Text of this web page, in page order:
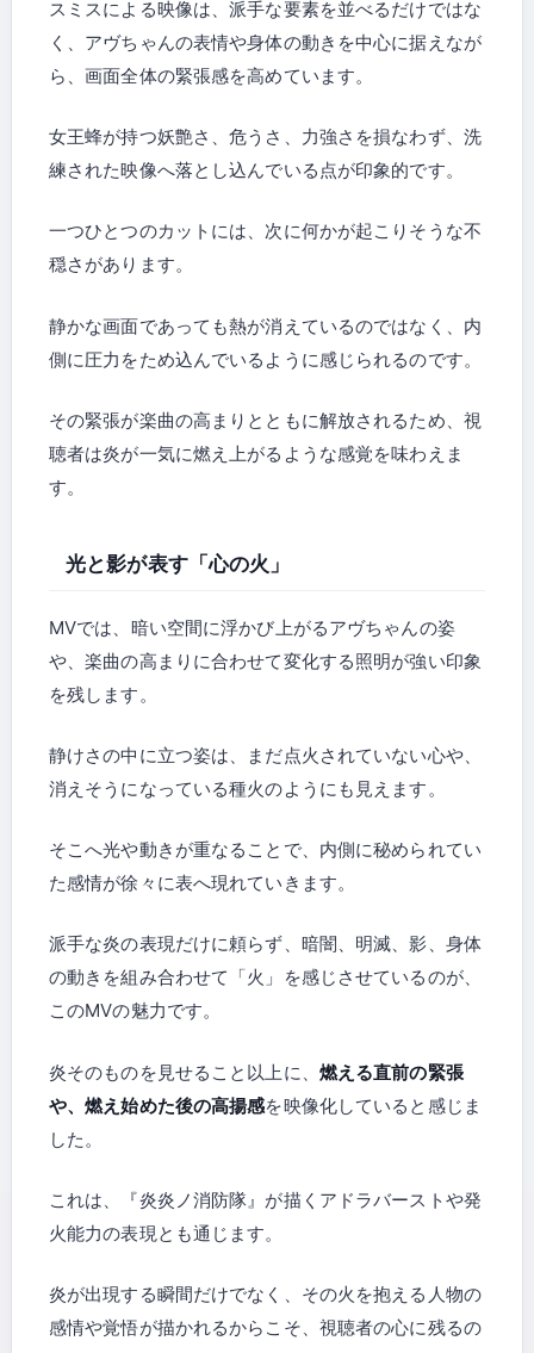
スミスによる映像は、派手な要素を並べるだけではな
く、アヴちゃんの表情や身体の動きを中心に据えなが
ら、画面全体の緊張感を高めています。
女王蜂が持つ妖艶さ、危うさ、力強さを損なわず、洗
練された映像へ落とし込んでいる点が印象的です。
一つひとつのカットには、次に何かが起こりそうな不
穏さがあります。
静かな画面であっても熱が消えているのではなく、内
側に圧力をため込んでいるように感じられるのです。
その緊張が楽曲の高まりとともに解放されるため、視
聴者は炎が一気に燃え上がるような感覚を味わえま
す。
光と影が表す「心の火」
MVでは、暗い空間に浮かび上がるアヴちゃんの姿
や、楽曲の高まりに合わせて変化する照明が強い印象
を残します。
静けさの中に立つ姿は、まだ点火されていない心や、
消えそうになっている種火のようにも見えます。
そこへ光や動きが重なることで、内側に秘められてい
た感情が徐々に表へ現れていきます。
派手な炎の表現だけに頼らず、暗闇、明滅、影、身体
の動きを組み合わせて「火」を感じさせているのが、
このMVの魅力です。
炎そのものを見せること以上に、 燃える直前の緊張
や、燃え始めた後の高揚感を映像化していると感じま
した。
これは、『炎炎ノ消防隊』が描くアドラバーストや発
火能力の表現とも通じます。
炎が出現する瞬間だけでなく、その火を抱える人物の
感情や覚悟が描かれるからこそ、視聴者の心に残るの